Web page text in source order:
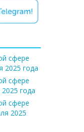
сфере
2025 года
сфере
года
сфере
2025